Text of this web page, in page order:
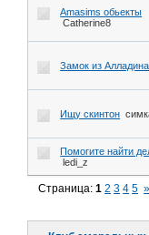
Amasims обьекты
Catherine8
Замок из Алладина
Ищу скинтон
Помогите найти
ledi_z
Страница:1 2 3 4 5 »